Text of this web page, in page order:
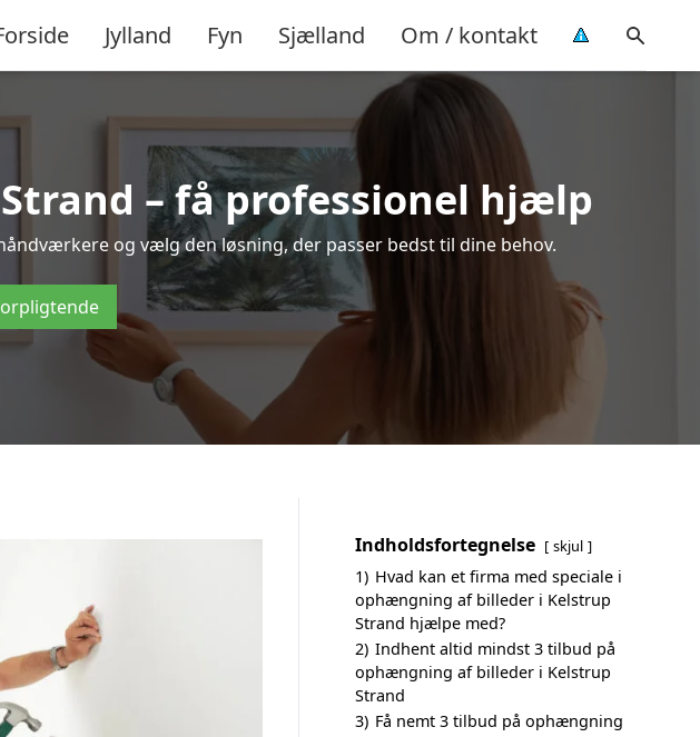
Jylland Fyn Sjælland Om / kontakt
– få professionel hjælp
og vælg den løsning, der passer bedst til dine behov.
Indholdsfortegnelse skjul
1) Hvad kan et firma med speciale i
ophængning af billeder i Kelstrup
Strand hjælpe med?
2) Indhent altid mindst 3 tilbud på
ophængning af billeder i Kelstrup
Strand
3) Få nemt 3 tilbud på ophængning